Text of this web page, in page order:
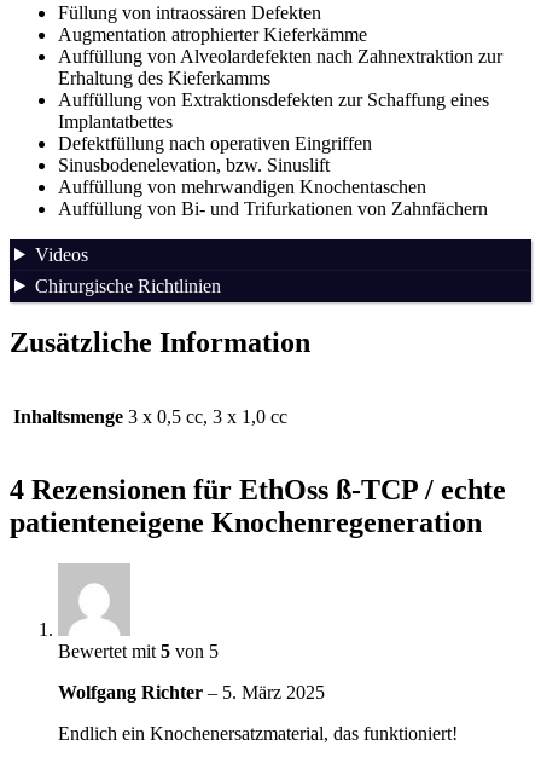
Füllung von intraossären Defekten
Augmentation atrophierter Kieferkämme
Auffüllung von Alveolardefekten nach Zahnextraktion zur
Erhaltung des Kieferkamms
Auffüllung von Extraktionsdefekten zur Schaffung eines
Implantatbettes
Defektfüllung nach operativen Eingriffen
Sinusbodenelevation, bzw. Sinuslift
Auffüllung von mehrwandigen Knochentaschen
Auffüllung von Bi- und Trifurkationen von Zahnfächern
Videos
Chirurgische Richtlinien
Zusätzliche Information
Inhaltsmenge 3 x 0,5 cc, 3 x 1,0 cc
4 Rezensionen für EthOss ß-TCP / echte
patienteneigene Knochenregeneration
Bewertet mit 5 von 5
Wolfgang Richter – 5. März 2025
Endlich ein Knochenersatzmaterial, das funktioniert!